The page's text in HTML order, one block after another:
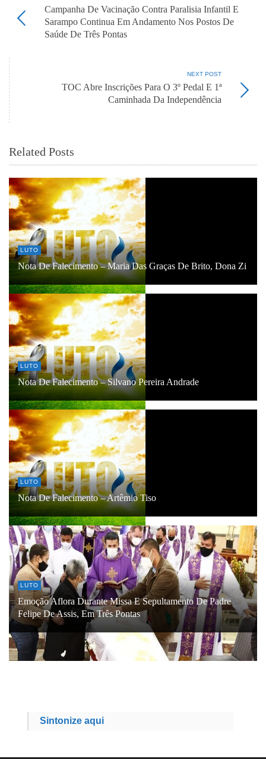
Campanha De Vacinação Contra Paralisia Infantil E
Sarampo Continua Em Andamento Nos Postos De
Saúde De Três Pontas
NEXT POST
TOC Abre Inscrições Para O 3º Pedal E 1ª
Caminhada Da Independência
Related Posts
LUTO
Nota De Falecimento – Maria Das Graças De Brito, Dona Zi
LUTO
Nota De Falecimento – Silvano Pereira Andrade
LUTO
Nota De Falecimento – Artêmio Tiso
LUTO
Emoção Aflora Durante Missa E Sepultamento De Padre
Felipe De Assis, Em Três Pontas
Sintonize aqui